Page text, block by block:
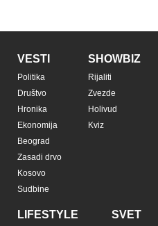
VESTI
Politika
Društvo
Hronika
Ekonomija
Beograd
Zasadi drvo
Kosovo
Sudbine
SHOWBIZ
Rijaliti
Zvezde
Holivud
Kviz
LIFESTYLE SVET